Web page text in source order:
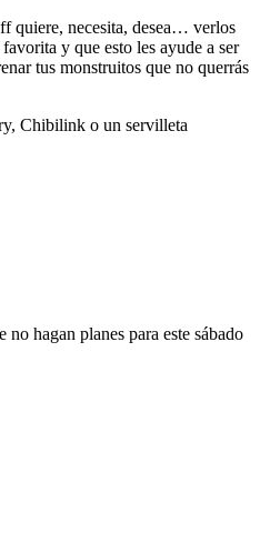
quiere, necesita, desea… verlos
y que esto les ayude a ser
tus monstruitos que no querrás
Chibilink o un servilleta
hagan planes para este sábado